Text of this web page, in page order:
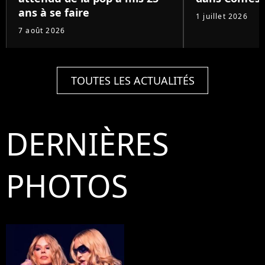
ans à se faire
7 août 2026
1 juillet 2026
TOUTES LES ACTUALITÉS
DERNIÈRES
PHOTOS